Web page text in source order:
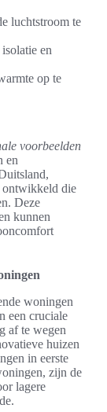
luchtstroom te
en
op te
voorbeelden
en
ontwikkeld die
Deze
kunnen
woningen
een cruciale
af te wegen
huizen
in eerste
zijn de
lagere